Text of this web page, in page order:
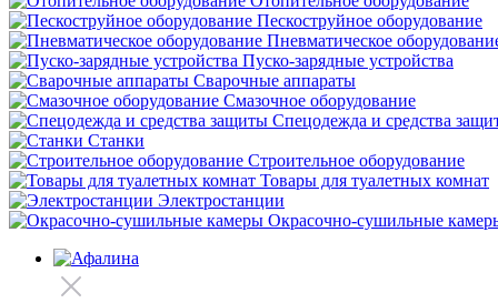
Пескоструйное оборудование
Пневматическое
Пуско-зарядные устройства
Сварочные аппараты
Смазочное оборудование
Спецодежда и средства
Станки
Строительное оборудование
Товары для туалетных комнат
Электростанции
Окрасочно-сушильные